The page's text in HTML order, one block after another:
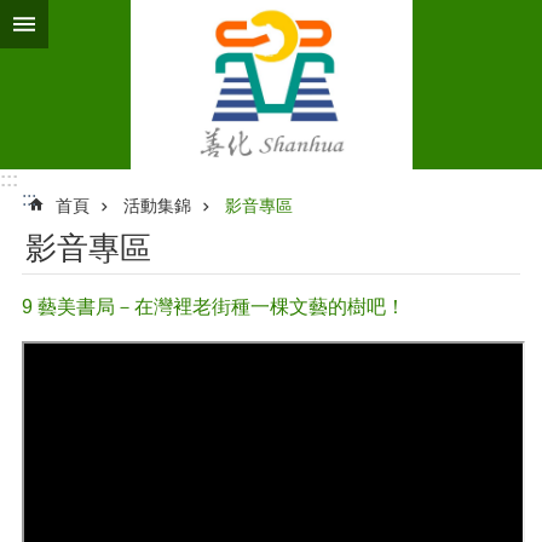
跳到主要內容區塊
:::
:::
首頁 活動集錦 影音專區
影音專區
9 藝美書局－在灣裡老街種一棵文藝的樹吧！